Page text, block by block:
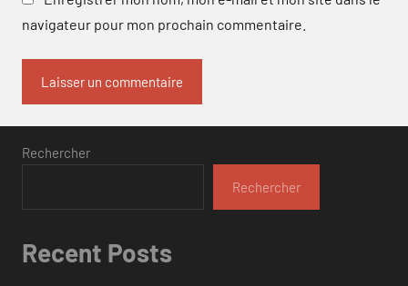
navigateur pour mon prochain commentaire.
Rechercher
Rechercher
Recent Posts